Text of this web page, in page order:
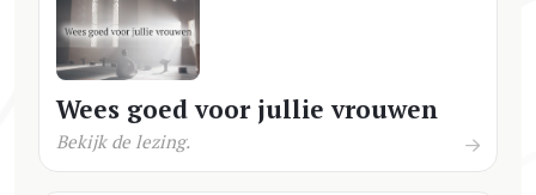
Wees goed voor jullie vrouwen
Bekijk de lezing.